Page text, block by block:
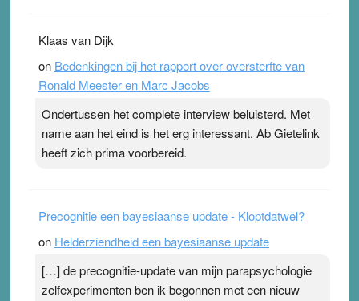
Klaas van Dijk
on Bedenkingen bij het rapport over oversterfte van
Ronald Meester en Marc Jacobs
Ondertussen het complete interview beluisterd. Met
name aan het eind is het erg interessant. Ab Gietelink
heeft zich prima voorbereid.
Precognitie een bayesiaanse update - Kloptdatwel?
on Helderziendheid een bayesiaanse update
[…] de precognitie-update van mijn parapsychologie
zelfexperimenten ben ik begonnen met een nieuw